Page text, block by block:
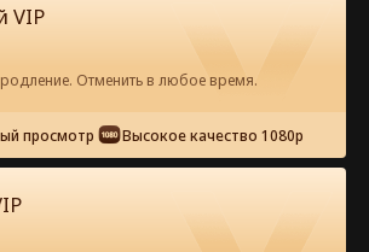
Она нашла бездомного
на Рождество
Все эпизоды
VIP
Отменить в любое время.
просмотр Высокое качество 1080p